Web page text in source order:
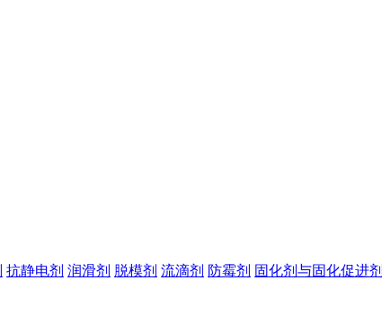
抗静电剂 润滑剂 脱模剂 流滴剂 防霉剂 固化剂与固化促进剂